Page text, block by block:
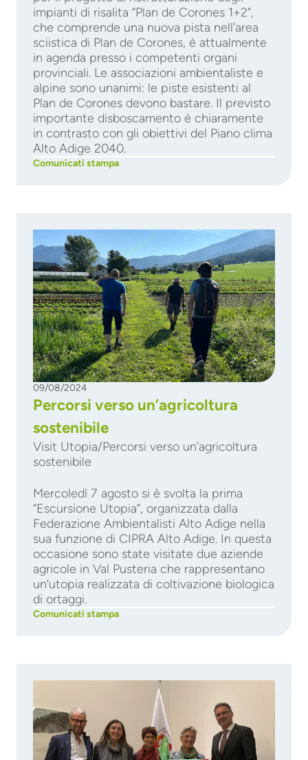
impianti di risalita “Plan de Corones 1+2”,
che comprende una nuova pista nell'area
sciistica di Plan de Corones, è attualmente
in agenda presso i competenti organi
provinciali. Le associazioni ambientaliste e
alpine sono unanimi: le piste esistenti al
Plan de Corones devono bastare. Il previsto
importante disboscamento è chiaramente
in contrasto con gli obiettivi del Piano clima
Alto Adige 2040.
Comunicati stampa
09/08/2024
Percorsi verso un’agricoltura
sostenibile
Visit Utopia/Percorsi verso un’agricoltura
sostenibile
Mercoledì 7 agosto si è svolta la prima
“Escursione Utopia”, organizzata dalla
Federazione Ambientalisti Alto Adige nella
sua funzione di CIPRA Alto Adige. In questa
occasione sono state visitate due aziende
agricole in Val Pusteria che rappresentano
un’utopia realizzata di coltivazione biologica
di ortaggi.
Comunicati stampa